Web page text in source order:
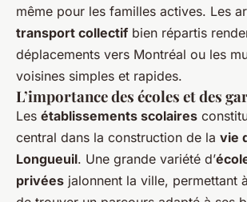
même pour les familles actives. Les
transport collectif bien répartis
déplacements vers Montréal ou les
voisines simples et rapides.
L’importance des écoles et des
Les établissements scolaires
central dans la construction de la vie
Longueuil. Une grande variété d’
privées jalonnent la ville, permettant